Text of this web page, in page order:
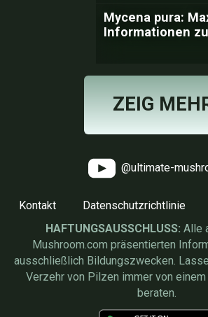
Mycena pura:
Informationen
ZEIG
@ultimate-
Kontakt Datenschutzrichtlinie
HAFTUNGSAUSSCHLUSS: Alle
Mushroom.com präsentierten
ausschließlich Bildungszwecken.
Verzehr von Pilzen immer von
beraten.